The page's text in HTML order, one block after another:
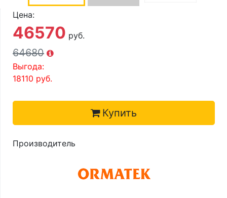
Цена:
46570 руб.
64680
Выгода:
18110 руб.
Купить
Производитель